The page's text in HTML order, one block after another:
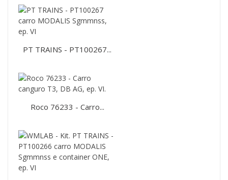
PT TRAINS - PT100267...
Roco 76233 - Carro...